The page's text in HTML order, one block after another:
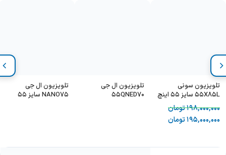
تلویزیون سونی
55X85L سایز 55 اینچ
198,000,000تومان
195,000,000تومان
تلویزیون ال جی
55QNED70
تلویزیون ال جی
NANO75 سایز 55